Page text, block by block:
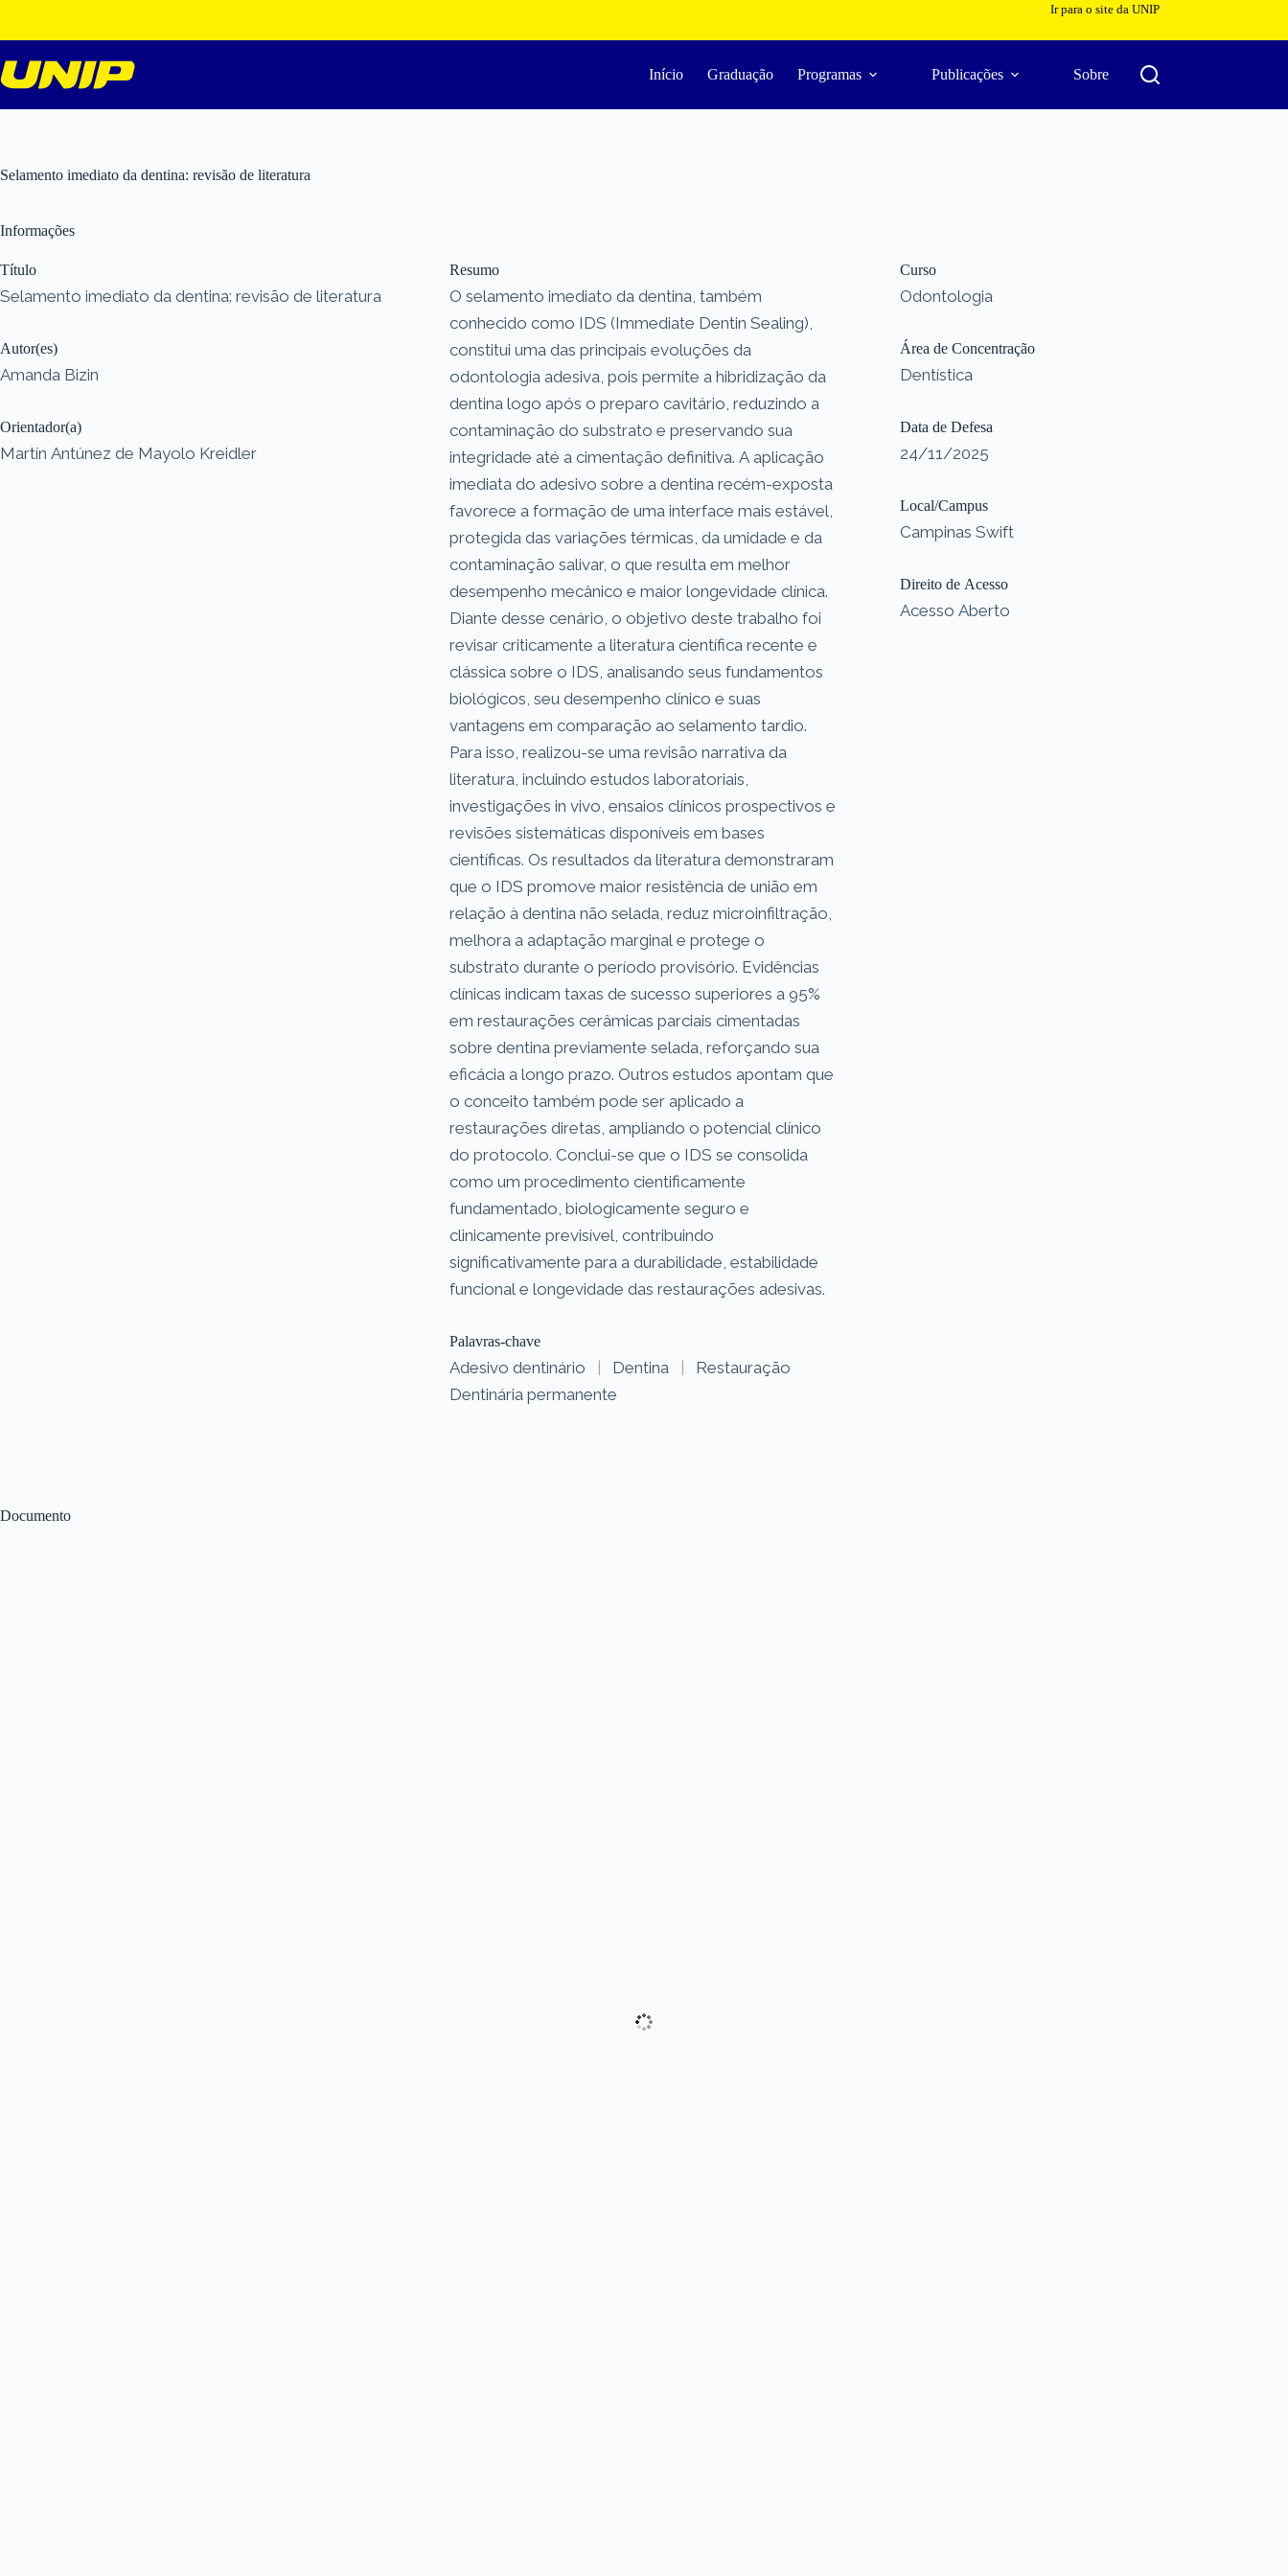
o
conteúdo
Ir para o site da UNIP
Início Graduação Programas Publicações Sobre
Selamento imediato da dentina: revisão de literatura
Documento
Informações
Título
Selamento imediato da dentina: revisão de literatura
Autor(es)
Amanda Bizin
Orientador(a)
Martín Antúnez de Mayolo Kreidler
Resumo
O selamento imediato da dentina, também
conhecido como IDS (Immediate Dentin Sealing),
constitui uma das principais evoluções da
odontologia adesiva, pois permite a hibridização da
dentina logo após o preparo cavitário, reduzindo a
contaminação do substrato e preservando sua
integridade até a cimentação definitiva. A aplicação
imediata do adesivo sobre a dentina recém-exposta
favorece a formação de uma interface mais estável,
protegida das variações térmicas, da umidade e da
contaminação salivar, o que resulta em melhor
desempenho mecânico e maior longevidade clínica.
Diante desse cenário, o objetivo deste trabalho foi
revisar criticamente a literatura científica recente e
clássica sobre o IDS, analisando seus fundamentos
biológicos, seu desempenho clínico e suas
vantagens em comparação ao selamento tardio.
Para isso, realizou-se uma revisão narrativa da
literatura, incluindo estudos laboratoriais,
investigações in vivo, ensaios clínicos prospectivos e
revisões sistemáticas disponíveis em bases
científicas. Os resultados da literatura demonstraram
que o IDS promove maior resistência de união em
relação à dentina não selada, reduz microinfiltração,
melhora a adaptação marginal e protege o
substrato durante o período provisório. Evidências
clínicas indicam taxas de sucesso superiores a 95%
em restaurações cerâmicas parciais cimentadas
sobre dentina previamente selada, reforçando sua
eficácia a longo prazo. Outros estudos apontam que
o conceito também pode ser aplicado a
restaurações diretas, ampliando o potencial clínico
do protocolo. Conclui-se que o IDS se consolida
como um procedimento cientificamente
fundamentado, biologicamente seguro e
clinicamente previsível, contribuindo
significativamente para a durabilidade, estabilidade
funcional e longevidade das restaurações adesivas.
Palavras-chave
Adesivo dentinário | Dentina |
Restauração
Dentinária permanente
Curso
Odontologia
Área de Concentração
Dentística
Data de Defesa
24/11/2025
Local/Campus
Campinas Swift
Direito de Acesso
Acesso Aberto